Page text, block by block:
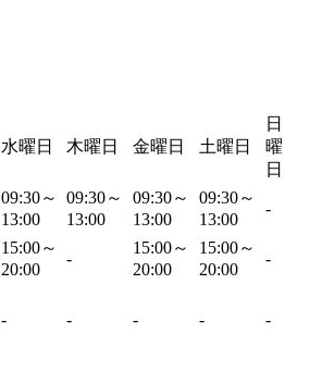
水曜日 木曜日 金曜日 土曜日
日
曜
日
09:30～
13:00
09:30～
13:00
09:30～
13:00
09:30～
13:00
-
15:00～
20:00
-
15:00～
20:00
15:00～
20:00
-
- - - - -